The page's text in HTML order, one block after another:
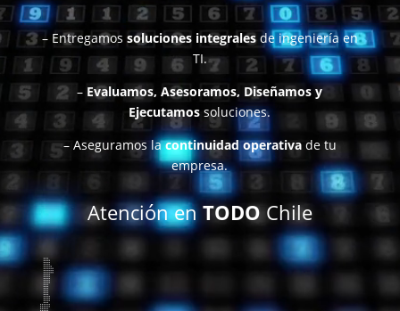
– Entregamos soluciones integralesde ingeniería en
TI.
– Evaluamos, Asesoramos, Diseñamos y
Ejecutamos soluciones.
– Aseguramos lacontinuidad operativa de tu
empresa.
Atención en TODOChile